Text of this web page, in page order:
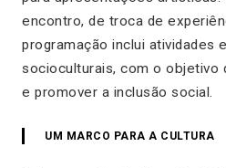
encontro, de troca de
programação inclui atividades
socioculturais, com o objetivo
e promover a inclusão social.
UM MARCO PARA A CULTURA